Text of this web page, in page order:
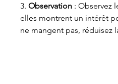
3. Observation : Observez
elles montrent un intérêt
ne mangent pas, réduisez